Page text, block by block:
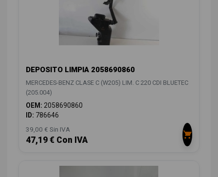
DEPOSITO LIMPIA 2058690860
MERCEDES-BENZ CLASE C (W205) LIM. C 220 CDI BLUETEC
(205.004)
OEM: 2058690860
ID: 786646
39,00 € Sin IVA
47,19 € Con IVA